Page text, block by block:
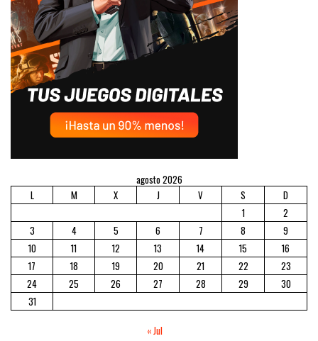
agosto 2026
L
M X J V S
D
1
2
3
4 5 6 7 8
9
10
11 12 13 14 15
16
17
18 19 20 21 22
23
24
25 26 27 28 29
30
31
« Jul